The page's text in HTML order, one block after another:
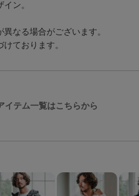
ン。
なる場合がございます。
ております。
イテム一覧はこちらから